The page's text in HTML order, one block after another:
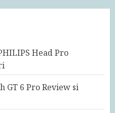
Head Pro
GT 6 Pro Review si